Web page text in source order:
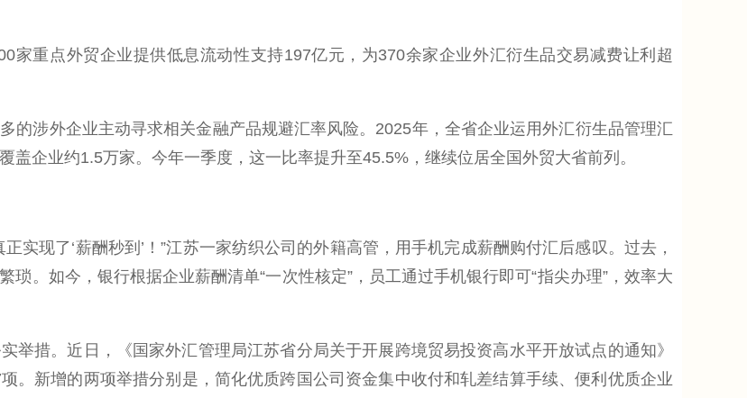
重点外贸企业提供低息流动性支持197亿元，为370余家企业外汇衍生品交易减费让利超
涉外企业主动寻求相关金融产品规避汇率风险。2025年，全省企业运用外汇衍生品管理汇
企业约1.5万家。今年一季度，这一比率提升至45.5%，继续位居全国外贸大省前列。
现了‘薪酬秒到’！”江苏一家纺织公司的外籍高管，用手机完成薪酬购付汇后感叹。过去，
。如今，银行根据企业薪酬清单“一次性核定”，员工通过手机银行即可“指尖办理”，效率大
措。近日，《国家外汇管理局江苏省分局关于开展跨境贸易投资高水平开放试点的通知》
。新增的两项举措分别是，简化优质跨国公司资金集中收付和轧差结算手续、便利优质企业